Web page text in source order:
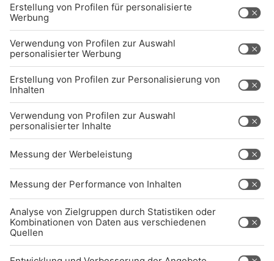
Sendeempfang
Über uns
BARRIEREFREIHEIT: WIR ARBEITEN DERZEIT
AKTIV DARAN, UNSERE WEBSITE
BARRIEREFREI ZU GESTALTEN - GEMÄSS D
EN ANFORDERUNGEN DES B
ARRIEREFREIHEITSSTÄRKUNGSGESETZES. W
ENN SIE AUF BARRIEREN STOSSEN ODER UN
NTAKTIEREN SIE UNS GERNE.
Studio-Hotline
(089) 38 38 38 38
info@radiogong.de